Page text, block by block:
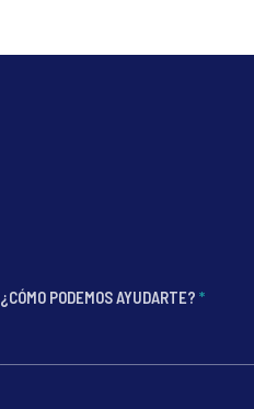
¿CÓMO PODEMOS AYUDARTE? *